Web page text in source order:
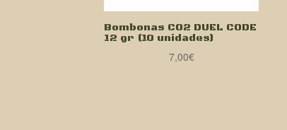
Bombonas CO2 DUEL CODE
12 gr (10 unidades)
7,00€